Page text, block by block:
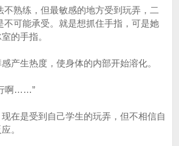
熟练，但最敏感的地方受到玩弄，二
不可能承受。就是想抓住手指，可是她
的手指。
生热度，使身体的内部开始溶化。
啊……”
是受到自己学生的玩弄，但不相信自
。